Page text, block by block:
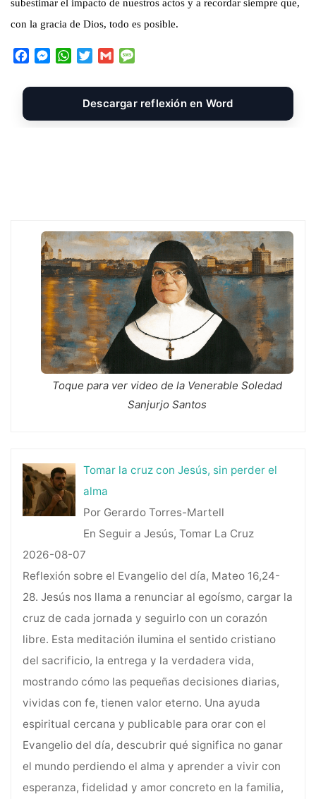
subestimar el impacto de nuestros actos y a recordar siempre que,
con la gracia de Dios, todo es posible.
c
b
M
s
e
W
a
s
i
t
t
G
a
i
l
s
s
a
Descargar reflexión en Word
Toque para ver video de la Venerable Soledad
Sanjurjo Santos
Tomar la cruz con Jesús, sin perder el
alma
Por Gerardo Torres-Martell
En Seguir a Jesús, Tomar La Cruz
2026-08-07
Reflexión sobre el Evangelio del día, Mateo 16,24-
28. Jesús nos llama a renunciar al egoísmo, cargar la
cruz de cada jornada y seguirlo con un corazón
libre. Esta meditación ilumina el sentido cristiano
del sacrificio, la entrega y la verdadera vida,
mostrando cómo las pequeñas decisiones diarias,
vividas con fe, tienen valor eterno. Una ayuda
espiritual cercana y publicable para orar con el
Evangelio del día, descubrir qué significa no ganar
el mundo perdiendo el alma y aprender a vivir con
esperanza, fidelidad y amor concreto en la familia,